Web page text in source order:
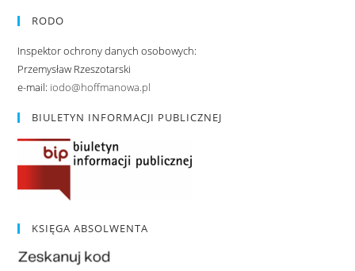
RODO
Inspektor ochrony danych osobowych:
Przemysław Rzeszotarski
e-mail: iodo@hoffmanowa.pl
BIULETYN INFORMACJI PUBLICZNEJ
KSIĘGA ABSOLWENTA